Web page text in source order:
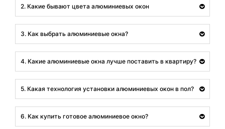
2. Какие бывают цвета алюминиевых окон
3. Как выбрать алюминиевые окна?
4. Какие алюминиевые окна лучше поставить в квартиру?
5. Какая технология установки алюминиевых окон в пол?
6. Как купить готовое алюминиевое окно?